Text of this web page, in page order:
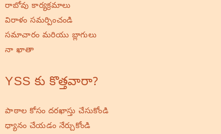
రాబోవు కార్యక్రమాలు
విరాళం సమర్పించండి
సమాచారం మరియు బ్లాగులు
నా ఖాతా
YSS కు కొత్తవారా?
పాఠాల కోసం దరఖాస్తు చేసుకోండి
ధ్యానం చేయడం నేర్చుకోండి